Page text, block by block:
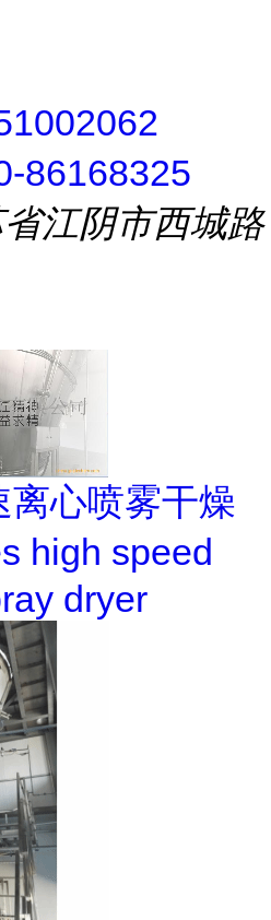
86168325
江阴市西城路
离心喷雾干燥
high speed
dryer